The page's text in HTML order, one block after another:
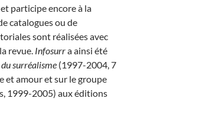
participe encore à la
catalogues ou de
sont réalisées avec
revue. Infosurra ainsi été
surréalisme (1997-2004, 7
et amour et sur le groupe
1999-2005) aux éditions